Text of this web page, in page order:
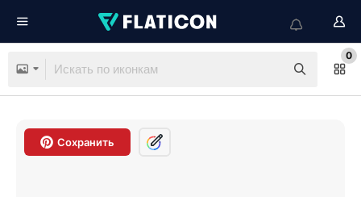
0
Сохранить